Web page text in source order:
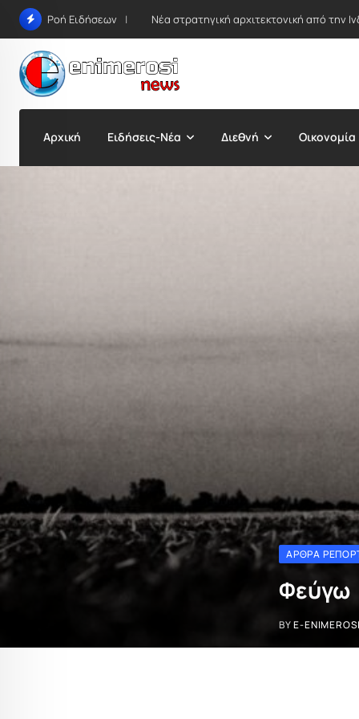
Skip
content
Ροή Ειδήσεων Νέα στρατηγική αρχιτεκτονική από την
Αρχική Ειδήσεις-Νέα Διεθνή Οικονομία
ΆΡΘΡΑ
Φεύγω
BYE-ENIMEROSI